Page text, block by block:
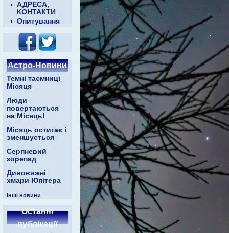
АДРЕСА,
КОНТАКТИ
Опитування
Астро-Новини
Темні таємниці
Місяця
Люди
повертаються
на Місяць!
Місяць остигає і
зменшується
Серпневий
зорепад
Дивовижні
хмари Юпітера
Інші новини
Останні
публікації